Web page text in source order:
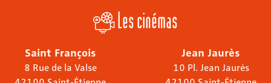
Les cinémas
Saint François
8 Rue de la Valse
Jean Jaurès
10 Pl. Jean Jaurès